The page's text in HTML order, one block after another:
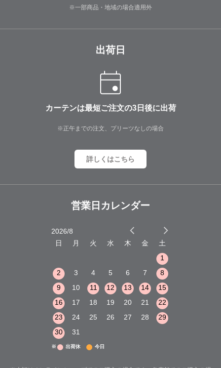
※一部商品・地域の場合適用外
出荷日
カーテンは最短ご注文の3日後に出荷
※正午までの注文、プリーツなしの場合
詳しくはこちら
営業日カレンダー
2026/8
日
月 火 水 木 金
土
1
2
3 4 5 6 7
8
9
10 11 12 13 14
15
16
17 18 19 20 21
22
23
24 25 26 27 28
29
30
31
※ 出荷休 今日